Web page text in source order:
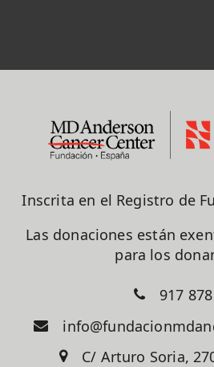
Inscrita en el Registro de
Las donaciones están
para los
917
C/ Arturo Soria,